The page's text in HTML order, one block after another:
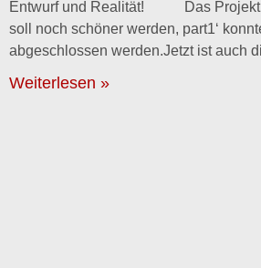
Entwurf und Realität! Das Projekt
soll noch schöner werden, part1‘
abgeschlossen werden.Jetzt ist auch
Weiterlesen »